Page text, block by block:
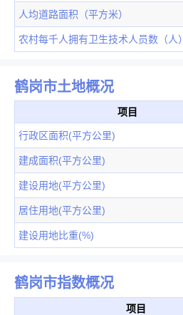
人均道路面积（平方米）
农村每千人拥有卫生技术人员数（人）
鹤岗市土地概况
项目
行政区面积(平方公里)
建成面积(平方公里)
建设用地(平方公里)
居住用地(平方公里)
建设用地比重(%)
鹤岗市指数概况
项目